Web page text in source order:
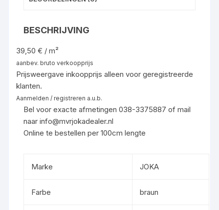
BESCHRIJVING
39,50 € / m²
aanbev. bruto verkoopprijs
Prijsweergave inkoopprijs alleen voor geregistreerde
klanten.
Aanmelden / registreren a.u.b.
Bel voor exacte afmetingen 038-3375887 of mail
naar info@mvrjokadealer.nl
Online te bestellen per 100cm lengte
Marke JOKA
Farbe braun